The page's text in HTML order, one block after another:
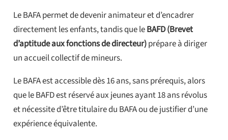
Le BAFA permet de devenir animateur et d’encadrer
directement les enfants, tandis que leBAFD (Brevet
d’aptitude aux fonctions de directeur)prépare à diriger
un accueil collectif de mineurs.
Le BAFA est accessible dès 16 ans, sans prérequis, alors
que le BAFD est réservé aux jeunes ayant 18 ans révolus
et nécessite d’être titulaire du BAFA ou de justifier d’une
expérience équivalente.